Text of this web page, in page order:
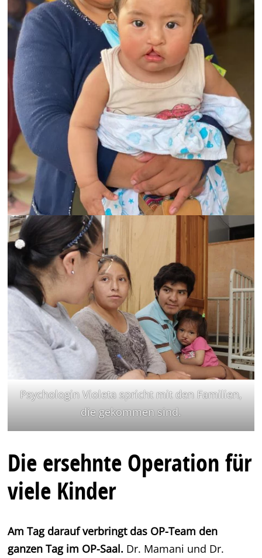
Psychologin Violeta spricht mit den Familien,
die gekommen sind.
Die ersehnte Operation für
viele Kinder
Am Tag darauf verbringt das OP-Team den
ganzen Tag im OP-Saal. Dr. Mamani und Dr.